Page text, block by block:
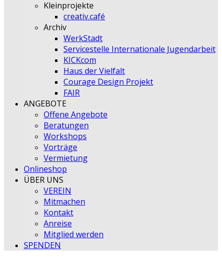
Kleinprojekte
creativ.café
Archiv
WerkStadt
Servicestelle Internationale Jugendarbeit
KICKcom
Haus der Vielfalt
Courage Design Projekt
FAIR
ANGEBOTE
Offene Angebote
Beratungen
Workshops
Vorträge
Vermietung
Onlineshop
ÜBER UNS
VEREIN
Mitmachen
Kontakt
Anreise
Mitglied werden
SPENDEN